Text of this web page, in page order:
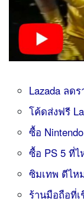
Lazada ลด
โค้ดส่งฟรี
ซื้อ
ซื้อ PS 5 ที่ไ
ซิมเทพ ดีไห
ร้านมือถือที่